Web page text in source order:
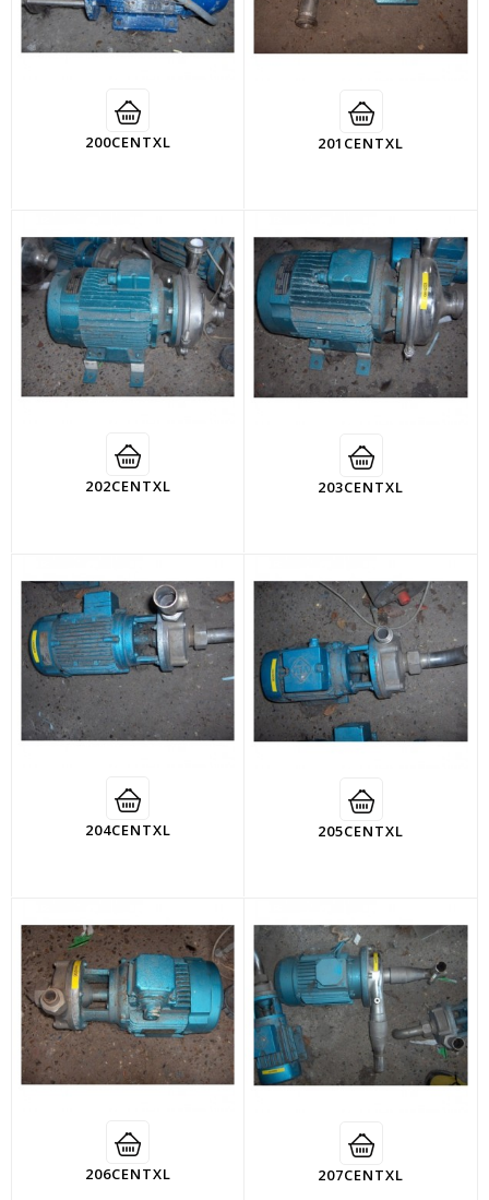
200CENTXL 201CENTXL
202CENTXL 203CENTXL
204CENTXL 205CENTXL
206CENTXL 207CENTXL